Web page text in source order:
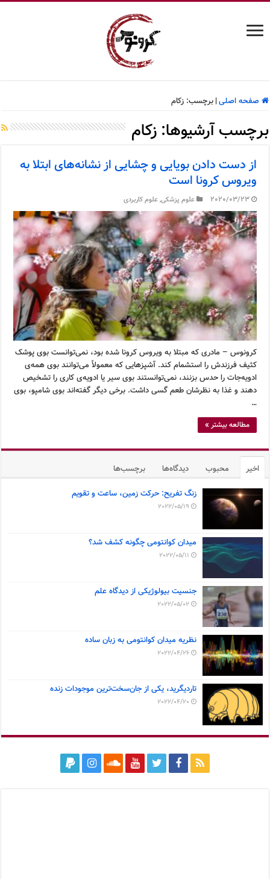
صفحه اصلی| برچسب:زکام
برچسب آرشیوها:زکام
از دست دادن بویایی و چشایی از نشانه‌های ابتلا به
ویروس کرونا است
2020/03/23 علوم پزشکی,علوم کاربردی
کرونوس – مادری که مبتلا به ویروس کرونا شده بود، نمی‌توانست بوی پوشک
کثیف فرزندش را استشمام کند. آشپزهایی که معمولاً می‌توانند بوی همه‌ی
ادویه‌جات را حدس بزنند، نمی‌توانستند بوی سیر یا ادویه‌ی کاری را تشخیص
دهند و غذا به نظرشان طعم گسی داشت. برخی دیگر گفته‌اند بوی شامپو، بوی
…
مطالعه بیشتر »
اخیر محبوب دیدگاه‌ها برچسب‌ها
زنگ تفریح: حرکت زمین، ساعت و تقویم
2022/05/19
میدان کوانتومی چگونه کشف شد؟
2022/05/11
جنسیت بیولوژیکی از دیدگاه علم
2022/05/02
نظریه میدان کوانتومی به زبان ساده
2022/04/26
تاردیگرید، یکی از جان‌سخت‌ترین موجودات زنده
2022/04/20